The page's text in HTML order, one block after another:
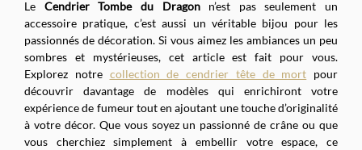
Le Cendrier Tombe du Dragonn’est pas seulement un
accessoire pratique, c’est aussi un véritable bijou pour les
passionnés de décoration. Si vous aimez les ambiances un peu
sombres et mystérieuses, cet article est fait pour vous.
Explorez notre collection de cendrier tête de mort pour
découvrir davantage de modèles qui enrichiront votre
expérience de fumeur tout en ajoutant une touche d’originalité
à votre décor. Que vous soyez un passionné de crâne ou que
vous cherchiez simplement à embellir votre espace, ce